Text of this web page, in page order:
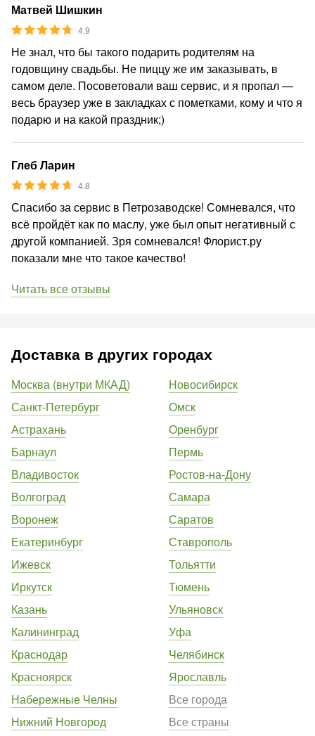
Матвей Шишкин
4.9
Не знал, что бы такого подарить родителям на
годовщину свадьбы. Не пиццу же им заказывать, в
самом деле. Посоветовали ваш сервис, и я пропал —
весь браузер уже в закладках с пометками, кому и что я
подарю и на какой праздник;)
Глеб Ларин
4.8
Спасибо за сервис в Петрозаводске! Сомневался, что
всё пройдёт как по маслу, уже был опыт негативный с
другой компанией. Зря сомневался! Флорист.ру
показали мне что такое качество!
Читать все отзывы
Доставка в других городах
Москва (внутри МКАД)
Санкт-Петербург
Астрахань
Барнаул
Владивосток
Волгоград
Воронеж
Екатеринбург
Ижевск
Иркутск
Казань
Калининград
Краснодар
Красноярск
Набережные Челны
Нижний Новгород
Новосибирск
Омск
Оренбург
Пермь
Ростов-на-Дону
Самара
Саратов
Ставрополь
Тольятти
Тюмень
Ульяновск
Уфа
Челябинск
Ярославль
Все города
Все страны